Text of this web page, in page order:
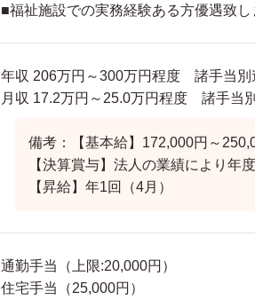
■福祉施設での実務経験ある方優遇致し
年収 206万円～300万円程度 諸手当別
月収 17.2万円～25.0万円程度 諸手当
備考：【基本給】172,000円～
【決算賞与】法人の業績により年
【昇給】年1回（4月）
通勤手当（上限:20,000円）
住宅手当（25,000円）